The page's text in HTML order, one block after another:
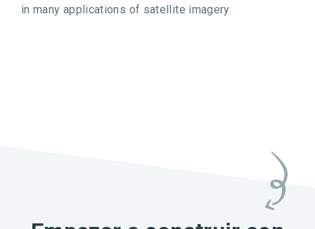
in many applications of satellite imagery.